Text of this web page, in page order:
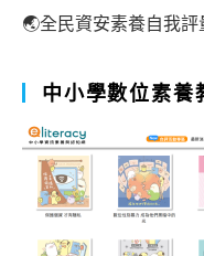
🌏全民資安素養自我評
中小學數位素養